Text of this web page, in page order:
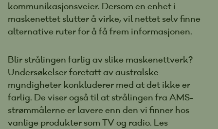
kommunikasjonsveier. Dersom en enhet i
maskenettet slutter å virke, vil nettet selv finne
alternative ruter for å få frem informasjonen.
Blir strålingen farlig av slike maskenettverk?
Undersøkelser foretatt av australske
myndigheter konkluderer med at det ikke er
farlig. De viser også til at strålingen fra AMS-
strømmålerne er lavere enn den vi finner hos
vanlige produkter som TV og radio. Les